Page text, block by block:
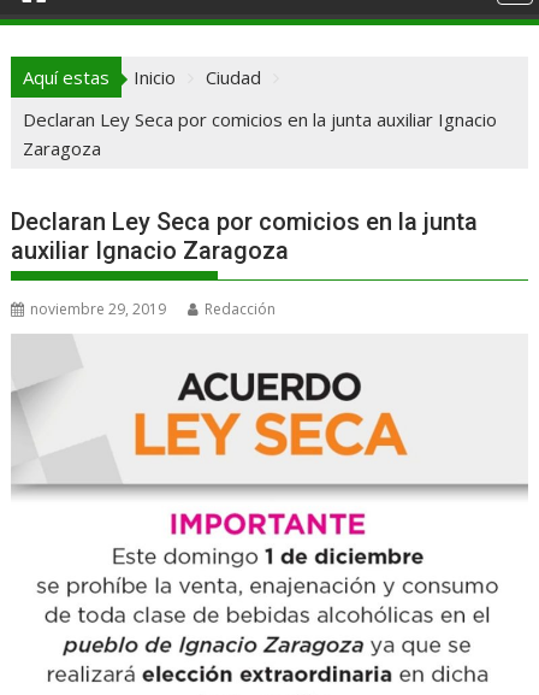
Aquí estas Inicio
Ciudad
Declaran Ley Seca por comicios en la junta auxiliar Ignacio
Zaragoza
Declaran Ley Seca por comicios en la junta
auxiliar Ignacio Zaragoza
noviembre 29, 2019 Redacción